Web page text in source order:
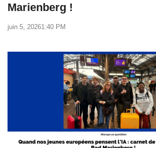
Marienberg !
juin 5, 20261:40 PM